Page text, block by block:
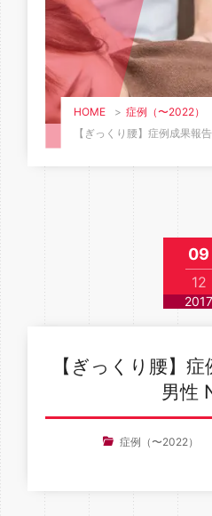
HOME > 症例（〜2022）
【ぎっくり腰】症例成果報
09
12
2017
【ぎっくり腰】
男性
症例（〜2022）